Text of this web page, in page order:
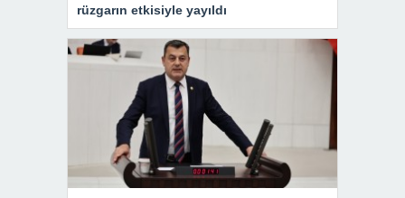
rüzgarın etkisiyle yayıldı